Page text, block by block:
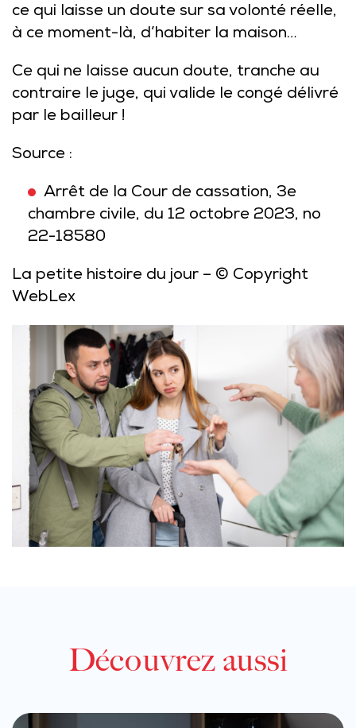
ce qui laisse un doute sur sa volonté réelle,
à ce moment-là, d’habiter la maison…
Ce qui ne laisse aucun doute, tranche au
contraire le juge, qui valide le congé délivré
par le bailleur !
Source :
Arrêt de la Cour de cassation, 3e
chambre civile, du 12 octobre 2023, no
22-18580
La petite histoire du jour – © Copyright
WebLex
Découvrez aussi